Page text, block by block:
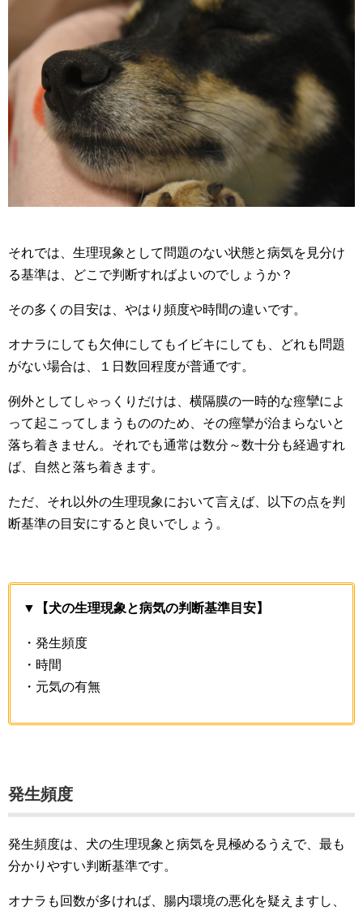
それでは、生理現象として問題のない状態と病気を見分け
る基準は、どこで判断すればよいのでしょうか？
その多くの目安は、やはり頻度や時間の違いです。
オナラにしても欠伸にしてもイビキにしても、どれも問題
がない場合は、１日数回程度が普通です。
例外としてしゃっくりだけは、横隔膜の一時的な痙攣によ
って起こってしまうもののため、その痙攣が治まらないと
落ち着きません。それでも通常は数分～数十分も経過すれ
ば、自然と落ち着きます。
ただ、それ以外の生理現象において言えば、以下の点を判
断基準の目安にすると良いでしょう。
▼【犬の生理現象と病気の判断基準目安】
・発生頻度
・時間
・元気の有無
発生頻度
発生頻度は、犬の生理現象と病気を見極めるうえで、最も
分かりやすい判断基準です。
オナラも回数が多ければ、腸内環境の悪化を疑えますし、